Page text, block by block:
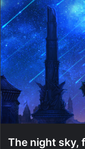
The night sky,